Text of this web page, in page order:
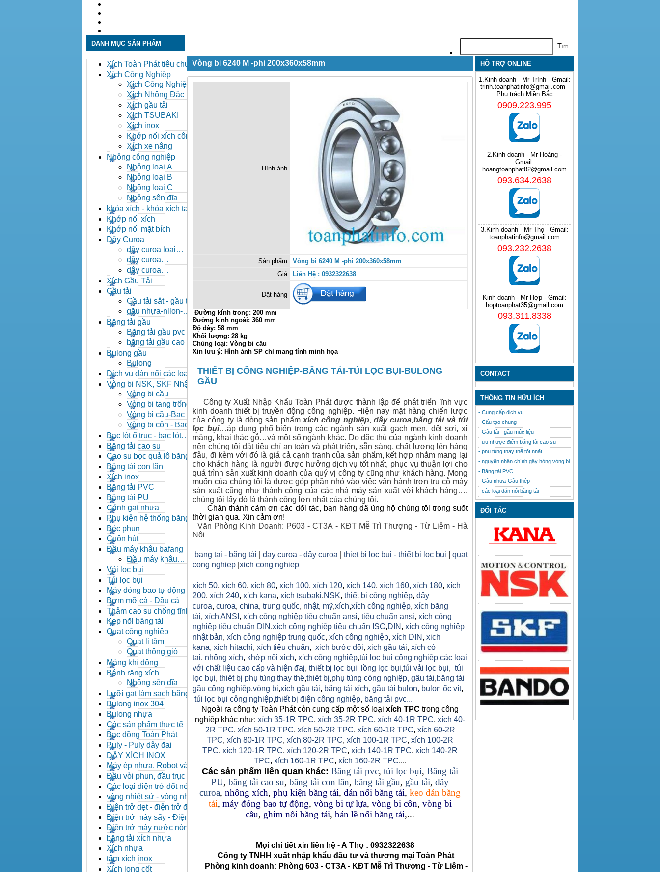
DANH MỤC SẢN PHẨM
Xích Toàn Phát tiêu chuẩn
ANSI
Xích Công Nghiệp
Xích Công Nghiệp -
Xich Cong Nghiep
Xích Nhông Đặc Biệt
Xích gầu tải
Xích TSUBAKI
Xích inox
Khớp nối xích công
nghiệp
Xích xe nâng
Nhông công nghiệp
Nhông loại A
Nhông loại B
Nhông loại C
Nhông sên đĩa
khóa xích - khóa xích tai eo
- khóa xích công nghiệp
Khớp nối xích
Khớp nối mặt bích
Dây Curoa
dây curoa loại
A,B,C,D,E
dây curoa
SPZ,SPA,SPB,SPC
dây curoa
XPZ,XPA,XPB,XPC
Xích Gầu Tải
Gầu tải
Gầu tải sắt - gầu tải
inox
gầu nhựa-nilon-
HDPE
Băng tải gầu
Băng tải gầu pvc
băng tải gầu cao su
Bulong gầu
Bulong
Dịch vụ dán nối các loại
băng tải
Vòng bi NSK, SKF Nhật
Vòng bi cầu
Vòng bi tang trống tự
lựa
Vòng bi cầu-Bạc đạn
cầu
Vòng bi côn - Bạc
đạn côn
Bạc lót ổ trục - bạc lót
nhông
Băng tải cao su
Cao su bọc quả lô băng tải
Băng tải con lăn
Xích inox
Băng tải PVC
Băng tải PU
Cánh gạt nhựa
Phụ kiện hệ thống băng tải
Béc phun
Cuộn hút
Đầu máy khâu bafang
Đầu máy khâu
Bafang
Vải lọc bụi
Túi lọc bụi
Máy đóng bao tự động
Bơm mỡ cá - Dầu cá
Thảm cao su chống tĩnh
điện
Kẹp nối băng tải
Quạt công nghiệp
Quạt li tâm
Quạt thông gió
Máng khí động
Bánh răng xích
Nhông sên đĩa
Lưỡi gạt làm sạch băng tải
Bulong inox 304
Bulong nhựa
Các sản phẩm thực tế
Bạc đồng Toàn Phát
Puly - Puly dây đai
DÂY XÍCH INOX
Máy ép nhựa, Robot và các
thiết bị máy phụ trợ
Đầu vòi phun, đầu trục vít,
kẹp khuôn, cảm biến
Các loại điện trở đốt nóng
vòng nhiệt sứ - vòng nhiệt
inox
Điện trở dẹt - điện trở đúc
nhôm, Halogen
Điện trở máy sấy - Điện trở
que - Điện trở U
Điện trở máy nước nóng -
Máy dầu nóng
băng tải xích nhựa
Xích nhựa
tấm xích inox
Xích long cốt
Vòng bi 6240 M -phi 200x360x58mm
Hình ảnh
Sản phẩm
Vòng bi 6240 M -phi 200x360x58mm
Giá
Liên Hệ : 0932322638
Đặt hàng
Đường kính trong: 200 mm
Đường kính ngoài: 360 mm
Độ dày: 58 mm
Khối lượng: 28 kg
Chủng loại: Vòng bi cầu
Xin lưu ý: Hình ảnh SP chỉ mang tính minh họa
THIẾT BỊ CÔNG NGHIỆP-BĂNG TẢI-TÚI LỌC BỤI-BULONG
GẦU
Công ty Xuất Nhập Khẩu Toàn Phát được thành lập để phát triển lĩnh vực
kinh doanh thiết bị truyền động công nghiệp. Hiện nay mặt hàng chiến lược
của công ty là dòng sản phẩm xích công nghiệp, dây curoa,băng tảivàtúi
lọc bụi…áp dụng phổ biến trong các ngành sản xuất gạch men, dệt sợi, xi
măng, khai thác gỗ…và một số ngành khác. Do đặc thù của ngành kinh doanh
nên chúng tôi đặt tiêu chí an toàn và phát triển, sẵn sàng, chất lượng lên hàng
đâu, đi kèm với đó là giá cả cạnh tranh của sản phẩm, kết hợp nhằm mang lại
cho khách hàng là người được hưởng dịch vụ tốt nhất, phục vụ thuận lợi cho
quá trình sản xuất kinh doanh của quý vị công ty cũng như khách hàng. Mong
muốn của chúng tôi là được góp phần nhỏ vào việc vận hành trơn tru cỗ máy
sản xuất cũng như thành công của các nhà máy sản xuất với khách hàng….
chúng tôi lấy đó là thành công lớn nhất của chúng tôi.
Chân thành cảm ơn các đối tác, bạn hàng đã ủng hộ chúng tôi trong suốt
thời gian qua. Xin cảm ơn!
Văn Phòng Kinh Doanh: P603 - CT3A - KĐT Mễ Trì Thượng - Từ Liêm - Hà
Nội
bang tai - băng tải day curoa - dây curoa thiet bi loc bui - thiết bị lọc bụi
quat
cong nghiep xich cong nghiep
xích 50, xích 60, xích 80, xích 100, xích 120, xích 140, xích 160, xích 180, xích
200, xích 240, xích kana, xích tsubaki,NSK, thiết bị công nghiệp, dây
curoa, curoa, china, trung quốc, nhật, mỹ,xích,xích công nghiệp, xích băng
tải, xích ANSI , xích công nghiệp tiêu chuẩn ansi, tiêu chuẩn ansi, xích công
nghiệp tiêu chuẩn DIN ,xích công nghiệp tiêu chuẩn ISO,DIN , xích công nghiệp
nhật bản, xích công nghiệp trung quốc, xích công nghiệp, xích DIN , xich
kana, xich hitachi, xích tiêu chuẩn, xich bước đôi, xich gầu tải, xích có
tai, nhông xích, khớp nối xich, xích công nghiệp,túi lọc bụi công nghiệp các loại
với chất liệu cao cấp và hiện đaị, thiết bị lọc bụi, lồng lọc bụi,túi vải lọc bụi, túi
lọc bụi, thiết bị phụ tùng thay thế,thiết bị,phụ tùng công nghiệp, gầu tải,băng tải
gầu công nghiệp,vòng bi,xích gầu tải, băng tải xích, gầu tải bulon, bulon ốc vít,
túi lọc bụi công nghiệp,thiết bị điện công nghiệp, băng tải pvc...
Ngoài ra công ty Toàn Phát còn cung cấp một số loại xích TPC trong công
nghiệp khác như: xích 35-1R TPC, xích 35-2R TPC, xích 40-1R TPC, xích 40-
2R TPC, xích 50-1R TPC, xích 50-2R TPC, xích 60-1R TPC, xích 60-2R
TPC, xích 80-1R TPC, xích 80-2R TPC, xích 100-1R TPC, xích 100-2R
TPC, xích 120-1R TPC, xích 120-2R TPC, xích 140-1R TPC, xích 140-2R
TPC, xích 160-1R TPC, xích 160-2R TPC,...
Các sản phẩm liên quan khác: Băng tải pvc, túi lọc bụi, Băng tải
PU, băng tải cao su, băng tải con lăn, băng tải gầu, gầu tải, dây
curoa, nhông xích, phụ kiện băng tải, dán nối băng tải, keo dán băng
tải, máy đóng bao tự động, vòng bi tự lựa, vòng bi côn, vòng bi
cầu, ghim nối băng tải, bản lề nối băng tải,...
Mọi chi tiết xin liên hệ - A Thọ : 0932322638
Công ty TNHH xuất nhập khẩu đầu tư và thương mại Toàn Phát
Phòng kinh doanh: Phòng 603 - CT3A - KĐT Mễ Trì Thượng - Từ Liêm -
HỖ TRỢ ONLINE
1.Kinh doanh - Mr Trình - Gmail:
trinh.toanphatinfo@gmail.com -
Phụ trách Miền Bắc
0909.223.995
2.Kinh doanh - Mr Hoàng -
Gmail:
hoangtoanphat82@gmail.com
093.634.2638
3.Kinh doanh - Mr Thọ - Gmail:
toanphatinfo@gmail.com
093.232.2638
Kinh doanh - Mr Hợp - Gmail:
hoptoanphat35@gmail.com
093.311.8338
CONTACT
THÔNG TIN HỮU ÍCH
- Cung cấp dịch vụ
- Cấu tạo chung
- Gầu tải - gầu múc liệu
- ưu nhược điểm băng tải cao su
- phụ tùng thay thế tốt nhất
- nguyên nhân chính gây hỏng vòng bi
- Băng tải PVC
- Gầu nhưa-Gầu thép
- các loại dán nối băng tải
ĐỐI TÁC